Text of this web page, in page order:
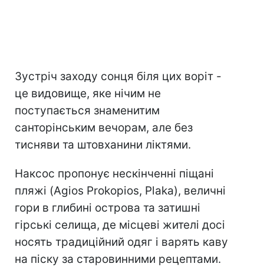
Зустріч заходу сонця біля цих воріт -
це видовище, яке нічим не
поступається знаменитим
санторінським вечорам, але без
тисняви та штовханини ліктями.
Наксос пропонує нескінченні піщані
пляжі (Agios Prokopios, Plaka), величні
гори в глибині острова та затишні
гірські селища, де місцеві жителі досі
носять традиційний одяг і варять каву
на піску за старовинними рецептами.